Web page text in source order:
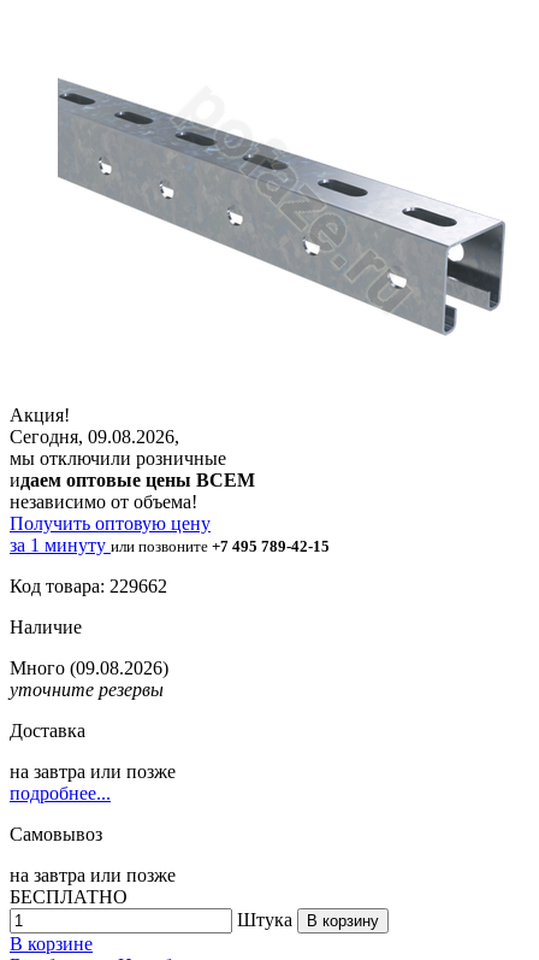
Акция!
Сегодня, 09.08.2026,
мы отключили розничные
идаем оптовые цены ВСЕМ
независимо от объема!
Получить оптовую цену
за 1 минуту или позвоните +7 495 789-42-15
Код товара: 229662
Наличие
Много (09.08.2026)
уточните резервы
Доставка
на завтра или позже
подробнее...
Самовывоз
на завтра или позже
БЕСПЛАТНО
Штука
В корзину
В корзине